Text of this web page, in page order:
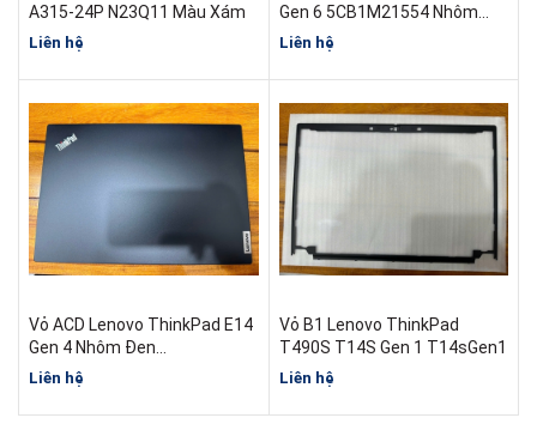
A315-24P N23Q11 Màu Xám
Liên hệ
Gen 6 5CB1M21554 Nhôm
Đen
Liên hệ
Vỏ ACD Lenovo ThinkPad E14
Gen 4 Nhôm Đen
AM2E7000C00 AM1HJ000100
AP1HJ000200
Liên hệ
Vỏ B1 Lenovo ThinkPad
T490S T14S Gen 1 T14sGen1
Liên hệ